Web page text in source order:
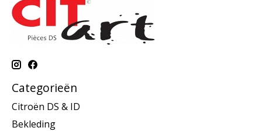
Categorieën
Citroën DS & ID
Bekleding